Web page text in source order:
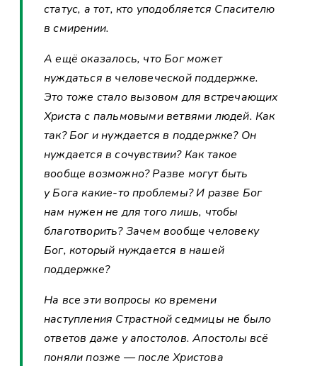
статус, а тот, кто уподобляется Спасителю
в смирении.
А ещё оказалось, что Бог может
нуждаться в человеческой поддержке.
Это тоже стало вызовом для встречающих
Христа с пальмовыми ветвями людей. Как
так? Бог и нуждается в поддержке? Он
нуждается в сочувствии? Как такое
вообще возможно? Разве могут быть
у Бога какие-то проблемы? И разве Бог
нам нужен не для того лишь, чтобы
благотворить? Зачем вообще человеку
Бог, который нуждается в нашей
поддержке?
На все эти вопросы ко времени
наступления Страстной седмицы не было
ответов даже у апостолов. Апостолы всё
поняли позже — после Христова